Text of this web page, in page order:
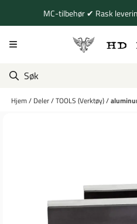
Hopp til innholdMC-tilbehør ✔ Rask
Hjem/ Deler/TOOLS (Verktøy)/